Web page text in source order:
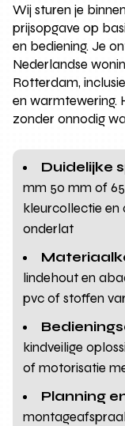
Wij sturen je
prijsopgave op
en bediening. Je
Nederlandse
Rotterdam,
en warmtewering.
zonder onnodig
Duidelijke
mm 50 mm of
kleurcollectie en
onderlat
lindehout en
pvc of stoffen
kindveilige
of motorisatie
Planning